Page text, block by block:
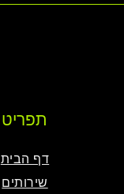
תפריט
דף הבית
שירותים